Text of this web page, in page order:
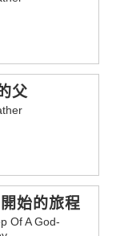
父
始的旅程
Of A God-